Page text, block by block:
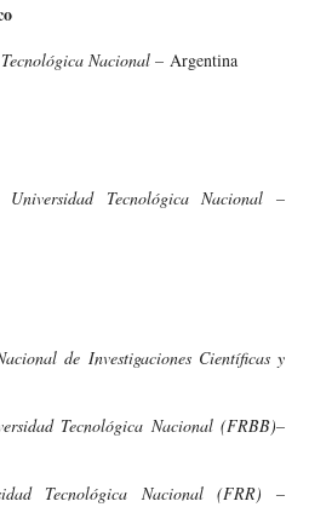
Nacional –Argentina
Universidad Tecnológica Nacional –
de Investigaciones Científicas y
Tecnológica Nacional (FRBB)–
Tecnológica Nacional (FRR) –